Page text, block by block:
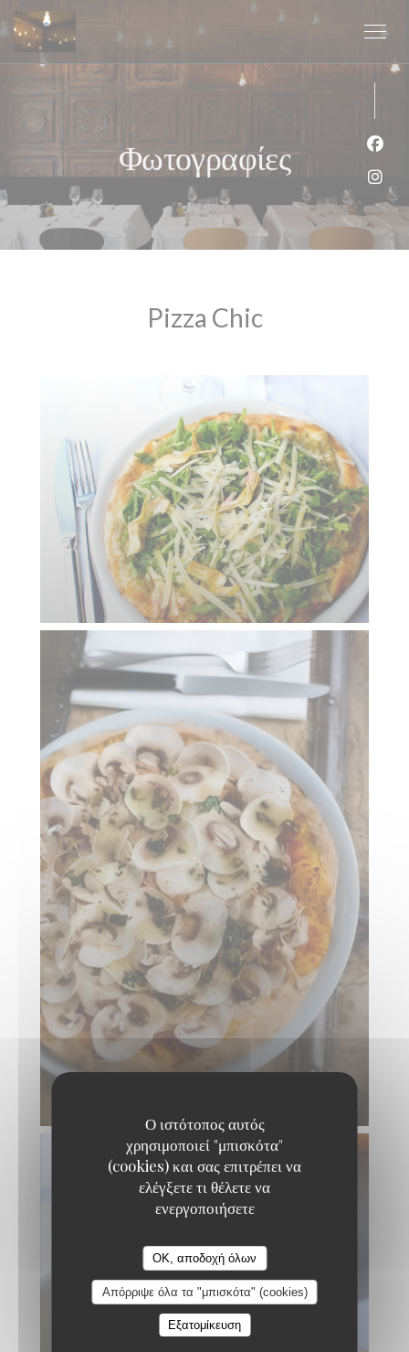
Πίνακας διαχείρισης "Μπισκότων" (Cookies)
Ο ιστότοπος αυτός
χρησιμοποιεί "μπισκότα"
(cookies) και σας επιτρέπει να
ελέγξετε τι θέλετε να
ενεργοποιήσετε
OK, αποδοχή όλων
Απόρριψε όλα τα "μπισκότα" (cookies)
Εξατομίκευση
Φωτογραφίες
Pizza Chic